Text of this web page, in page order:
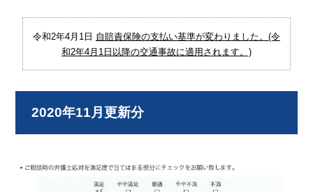
令和2年4月1日 自賠責保険の支払い基準が変わりました。(令
和2年4月1日以降の交通事故に適用されます。)
2020年11月更新分